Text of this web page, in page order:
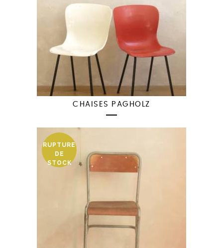
CHAISES PAGHOLZ
RUPTURE
DE
STOCK